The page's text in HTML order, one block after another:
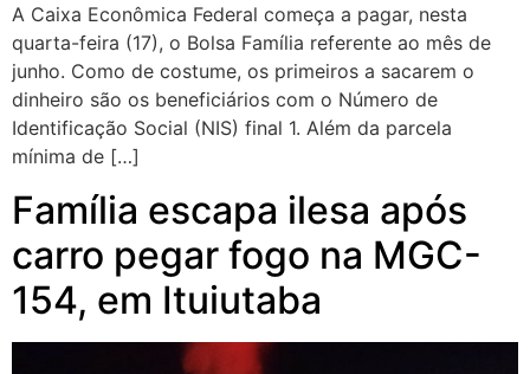
A Caixa Econômica Federal começa a pagar, nesta
quarta-feira (17), o Bolsa Família referente ao mês de
junho. Como de costume, os primeiros a sacarem o
dinheiro são os beneficiários com o Número de
Identificação Social (NIS) final 1. Além da parcela
mínima de […]
Família escapa ilesa após
carro pegar fogo na MGC-
154, em Ituiutaba